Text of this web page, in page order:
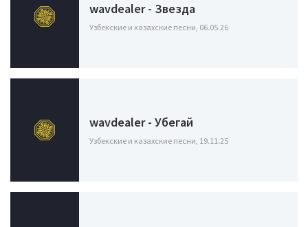
wavdealer - Звезда
Узбекские и казахские песни, 06.05.26
wavdealer - Убегай
Узбекские и казахские песни, 19.11.25